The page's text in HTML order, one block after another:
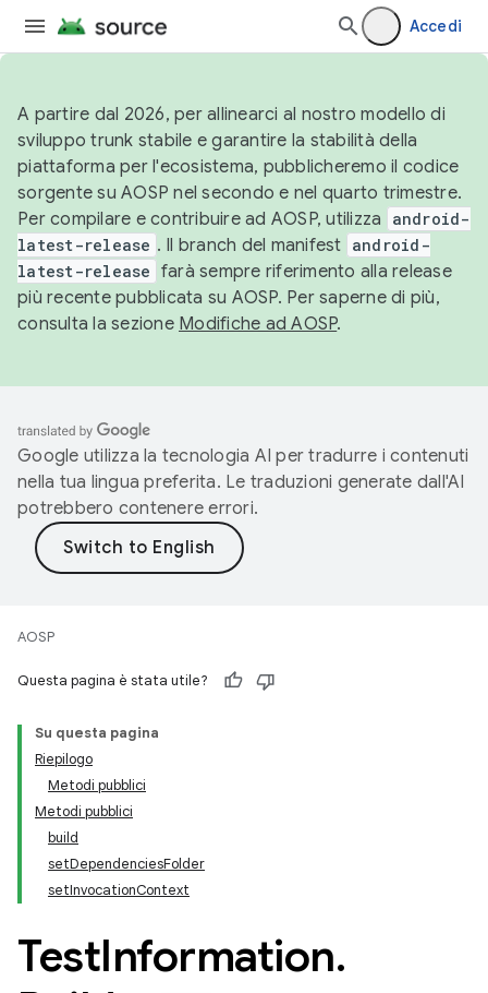
Accedi
A partire dal 2026, per allinearci al nostro modello di
sviluppo trunk stabile e garantire la stabilità della
piattaforma per l'ecosistema, pubblicheremo il codice
sorgente su AOSP nel secondo e nel quarto trimestre.
Per compilare e contribuire ad AOSP, utilizza
android-
latest-release . Il branch del manifest android-
latest-release farà sempre riferimento alla release
più recente pubblicata su AOSP. Per saperne di più,
consulta la sezione Modifiche ad AOSP.
Google utilizza la tecnologia AI per tradurre i contenuti
nella tua lingua preferita. Le traduzioni generate dall'AI
potrebbero contenere errori.
AOSP
Questa pagina è stata utile?
Su questa pagina
Riepilogo
Metodi pubblici
Metodi pubblici
build
setDependenciesFolder
setInvocationContext
TestInformation.